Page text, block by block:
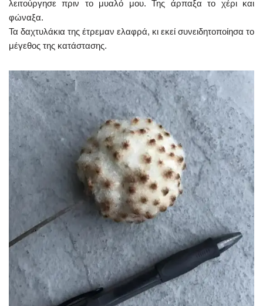
λειτούργησε πριν το μυαλό μου. Της άρπαξα το χέρι και
φώναξα.
Τα δαχτυλάκια της έτρεμαν ελαφρά, κι εκεί συνειδητοποίησα το
μέγεθος της κατάστασης.